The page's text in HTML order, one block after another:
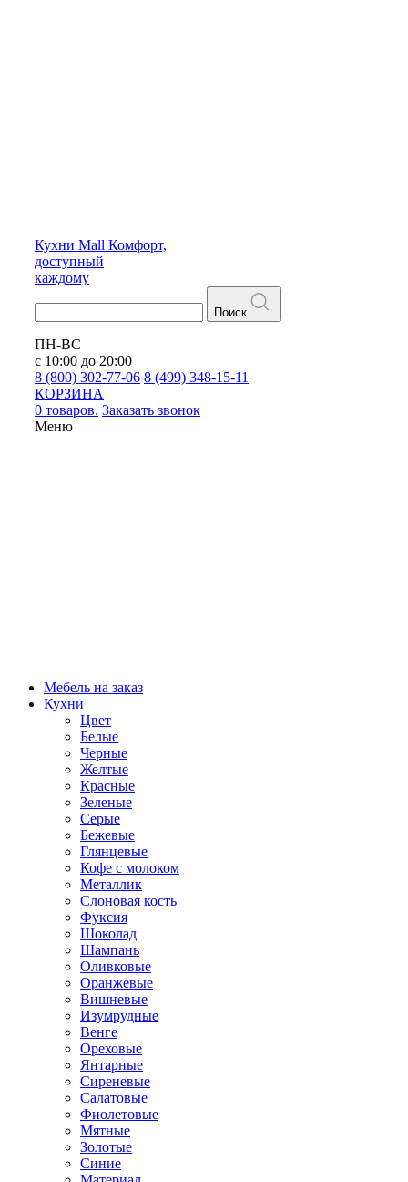
Кухни Mall Комфорт,
доступный
каждому
Поиск
ПН-ВС
с 10:00 до 20:00
8 (800) 302-77-06 8 (499) 348-15-11
КОРЗИНА
0 товаров. Заказать звонок
Меню
Мебель на заказ
Кухни
Цвет
Белые
Черные
Желтые
Красные
Зеленые
Серые
Бежевые
Глянцевые
Кофе с молоком
Металлик
Слоновая кость
Фуксия
Шоколад
Шампань
Оливковые
Оранжевые
Вишневые
Изумрудные
Венге
Ореховые
Янтарные
Сиреневые
Салатовые
Фиолетовые
Мятные
Золотые
Синие